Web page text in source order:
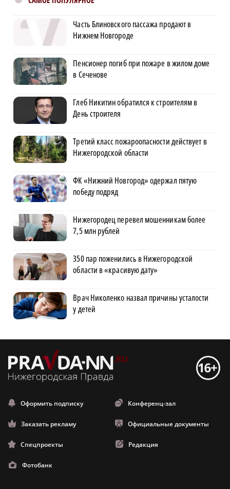
Часть Блиновского пассажа продают в
Нижнем Новгороде
Пенсионер погиб при пожаре в жилом доме
в Сеченове
Глеб Никитин обратился к строителям в
День строителя
Третий класс пожароопасности действует в
Нижегородской области
ФК «Нижний Новгород» одержал пятую
победу подряд
Нижегородец перевел мошенникам более
7,5 млн рублей
350 пар поженились в Нижегородской
области в «красивую дату»
Врач Николенко назвал причины усталости
у детей
Оформить подписку Конференц-зал
Заказать рекламу Официальные документы
Спецпроекты Редакция
Фотобанк